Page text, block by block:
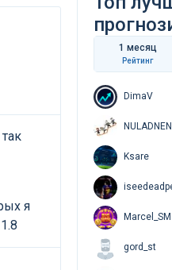
я
1 месяц
Рейтинг
DimaV
Ksare
Marcel_SM
gord_st